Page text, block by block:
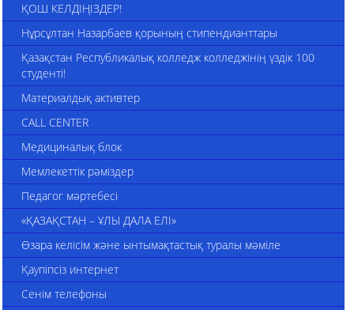
ҚОШ КЕЛДІҢІЗДЕР!
Нұрсұлтан Назарбаев қорының стипендианттары
Қазақстан Республикалық колледж колледжінің үздік 100
студенті!
Материалдық активтер
CALL CENTER
Медициналық блок
Мемлекеттік рәміздер
Педагог мәртебесі
«ҚАЗАҚСТАН – ҰЛЫ ДАЛА ЕЛІ»
Өзара келісім және ынтымақтастық туралы мәміле
Қаупіпсіз интернет
Сенім телефоны